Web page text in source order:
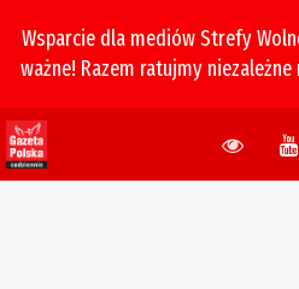
Wsparcie dla mediów Strefy
ważne! Razem ratujmy niezależne